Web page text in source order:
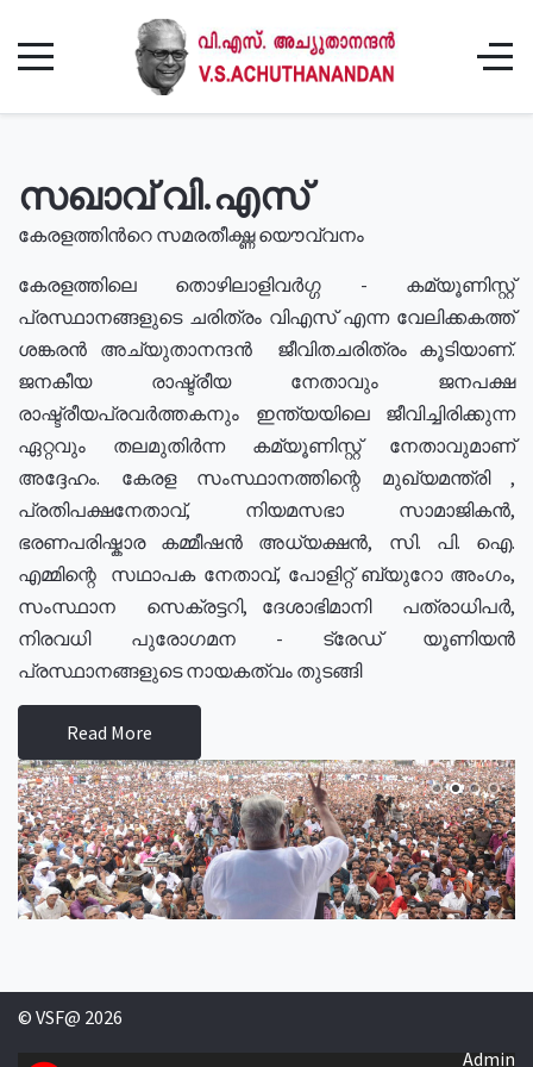
സഖാവ് വി.എസ്
കേരളത്തിൻറെ സമരതീക്ഷ്ണ യൌവ്വനം
കേരളത്തിലെ തൊഴിലാളിവർഗ്ഗ - കമ്യൂണിസ്റ്റ്
പ്രസ്ഥാനങ്ങളുടെ ചരിത്രം വിഎസ് എന്ന വേലിക്കകത്ത്
ശങ്കരൻ അച്യുതാനന്ദൻ ജീവിതചരിത്രം കൂടിയാണ്.
ജനകീയ രാഷ്ട്രീയ നേതാവും ജനപക്ഷ
രാഷ്ട്രീയപ്രവർത്തകനും ഇന്ത്യയിലെ ജീവിച്ചിരിക്കുന്ന
ഏറ്റവും തലമുതിർന്ന കമ്യൂണിസ്റ്റ് നേതാവുമാണ്
അദ്ദേഹം. കേരള സംസ്ഥാനത്തിന്റെ മുഖ്യമന്ത്രി ,
പ്രതിപക്ഷനേതാവ്, നിയമസഭാ സാമാജികൻ,
ഭരണപരിഷ്കാര കമ്മീഷൻ അധ്യക്ഷൻ, സി. പി. ഐ.
എമ്മിന്റെ സഥാപക നേതാവ്, പോളിറ്റ് ബ്യുറോ അംഗം,
സംസ്ഥാന സെക്രട്ടറി, ദേശാഭിമാനി പത്രാധിപർ,
നിരവധി പുരോഗമന - ട്രേഡ് യൂണിയൻ
പ്രസ്ഥാനങ്ങളുടെ നായകത്വം തുടങ്ങി
Read More
© VSF@ 2026
Admin